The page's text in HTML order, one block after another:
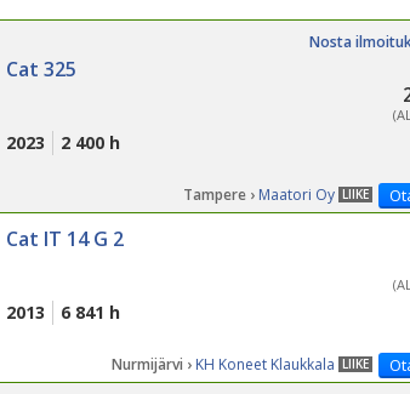
Nosta
Cat 325
2023 2 400 h
LIIKE
Tampere › Maatori Oy
Cat IT 14 G 2
2013 6 841 h
LIIKE
Nurmijärvi › KH Koneet Klaukkala